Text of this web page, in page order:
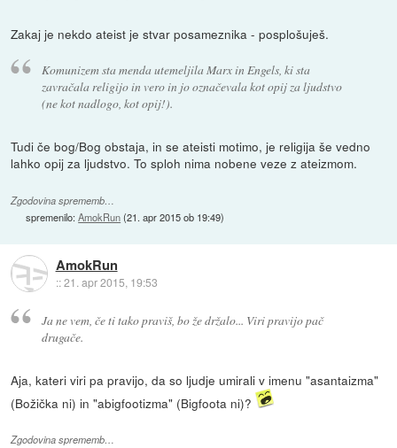
Zakaj je nekdo ateist je stvar posameznika - posplošuješ.
Komunizem sta menda utemeljila Marx in Engels, ki sta
zavračala religijo in vero in jo označevala kot opij za ljudstvo
(ne kot nadlogo, kot opij!).
Tudi če bog/Bog obstaja, in se ateisti motimo, je religija še vedno
lahko opij za ljudstvo. To sploh nima nobene veze z ateizmom.
Zgodovina sprememb…
spremenilo:AmokRun(21. apr 2015 ob 19:49)
AmokRun
::21. apr 2015, 19:53
Ja ne vem, če ti tako praviš, bo že držalo... Viri pravijo pač
drugače.
Aja, kateri viri pa pravijo, da so ljudje umirali v imenu "asantaizma"
(Božička ni) in "abigfootizma" (Bigfoota ni)?
Zgodovina sprememb…